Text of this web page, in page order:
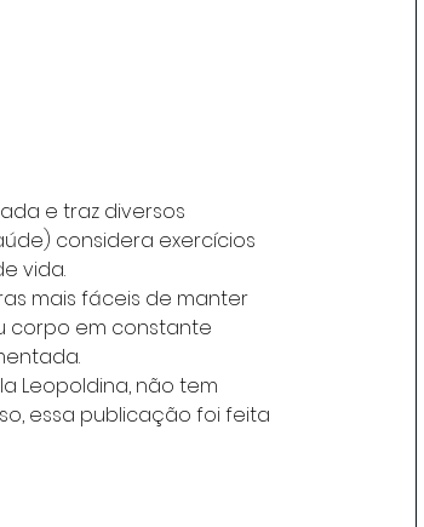
e traz diversos
considera exercícios
vida.
mais fáceis de manter
corpo em constante
Leopoldina, não tem
essa publicação foi feita